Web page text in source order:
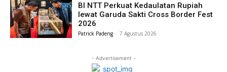
BI NTT Perkuat Kedaulatan Rupiah
lewat Garuda Sakti Cross Border Fest
2026
Patrick Padeng - 7 Agustus 2026
- Advertisement -